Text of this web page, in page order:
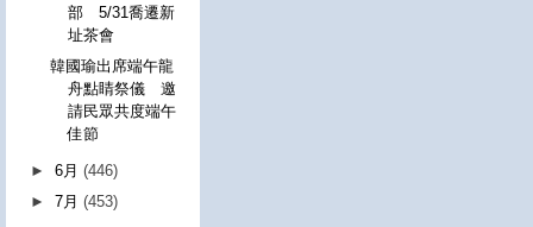
部 5/31喬遷新
址茶會
韓國瑜出席端午龍
舟點睛祭儀 邀
請民眾共度端午
佳節
►6月(446)
►7月(453)